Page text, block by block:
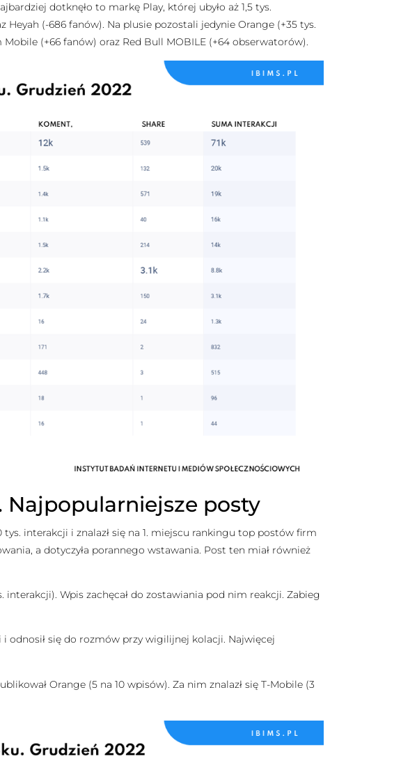
dotknęło to markę Play, której ubyło aż 1,5 tys.
(-686 fanów). Na plusie pozostali jedynie Orange (+35 tys.
(+66 fanów) oraz Red Bull MOBILE (+64 obserwatorów).
posty
interakcji i znalazł się na 1. miejscu rankingu top postów firm
a dotyczyła porannego wstawania. Post ten miał również
Wpis zachęcał do zostawiania pod nim reakcji. Zabieg
odnosił się do rozmów przy wigilijnej kolacji. Najwięcej
Orange (5 na 10 wpisów). Za nim znalazł się T-Mobile (3